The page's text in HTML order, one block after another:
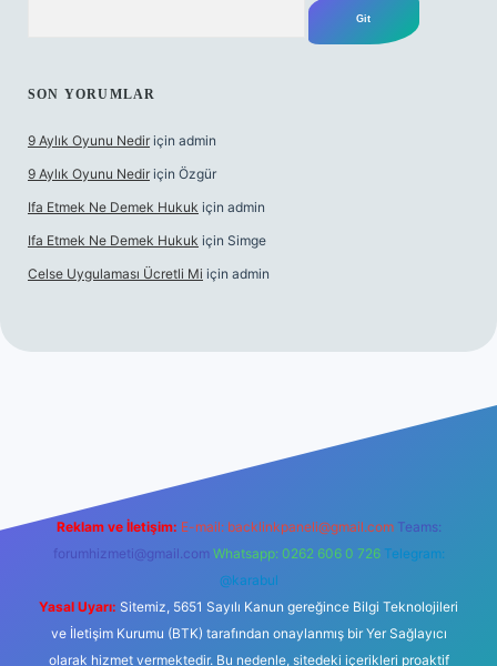
SON YORUMLAR
9 Aylık Oyunu Nedir için admin
9 Aylık Oyunu Nedir için Özgür
Ifa Etmek Ne Demek Hukuk için admin
Ifa Etmek Ne Demek Hukuk için Simge
Celse Uygulaması Ücretli Mi için admin
Reklam ve İletişim: E-mail: backlinkpaneli@gmail.com Teams:
forumhizmeti@gmail.com Whatsapp: 0262 606 0 726 Telegram:
@karabul
Yasal Uyarı: Sitemiz, 5651 Sayılı Kanun gereğince Bilgi Teknolojileri
ve İletişim Kurumu (BTK) tarafından onaylanmış bir Yer Sağlayıcı
olarak hizmet vermektedir. Bu nedenle, sitedeki içerikleri proaktif